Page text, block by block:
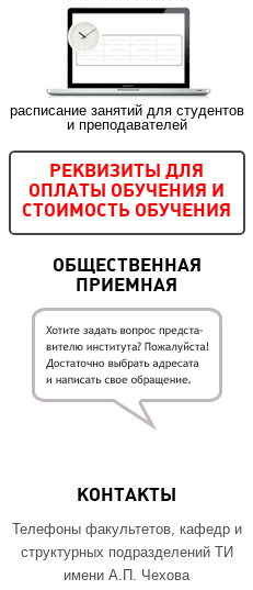
расписание занятий для студентов
и преподавателей
РЕКВИЗИТЫ ДЛЯ
ОПЛАТЫ ОБУЧЕНИЯ И
СТОИМОСТЬ ОБУЧЕНИЯ
ОБЩЕСТВЕННАЯ
ПРИЕМНАЯ
КОНТАКТЫ
Телефоны факультетов, кафедр и
структурных подразделений ТИ
имени А.П. Чехова